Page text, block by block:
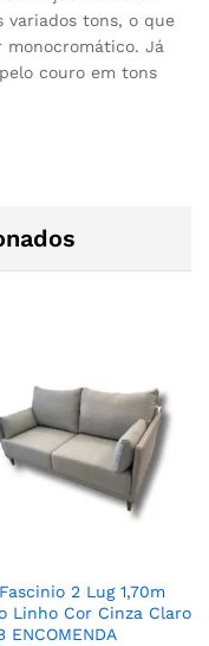
variados tons, o que
monocromático. Já
couro em tons
2 Lug 1,70m
Linho Cor Cinza Claro
ENCOMENDA